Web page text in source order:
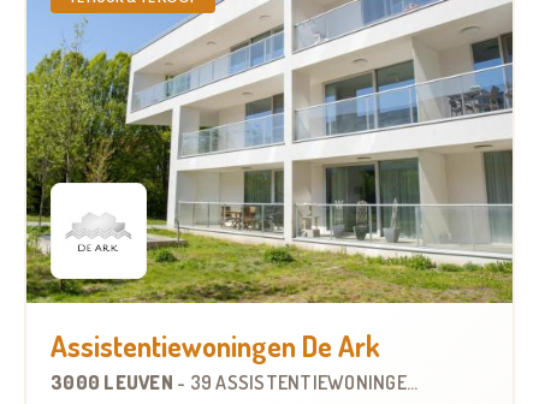
Assistentiewoningen De Ark
3000 LEUVEN - 39 ASSISTENTIEWONINGEN